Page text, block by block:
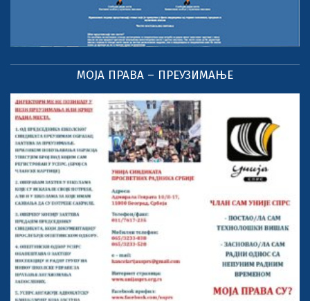
МОЈА ПРАВА – ПРЕУЗИМАЊЕ